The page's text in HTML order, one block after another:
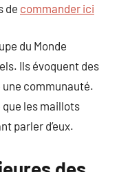
de commander ici
du Monde
Ils évoquent des
communauté.
les maillots
parler d’eux.